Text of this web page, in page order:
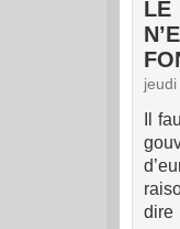
LE
Il
dire